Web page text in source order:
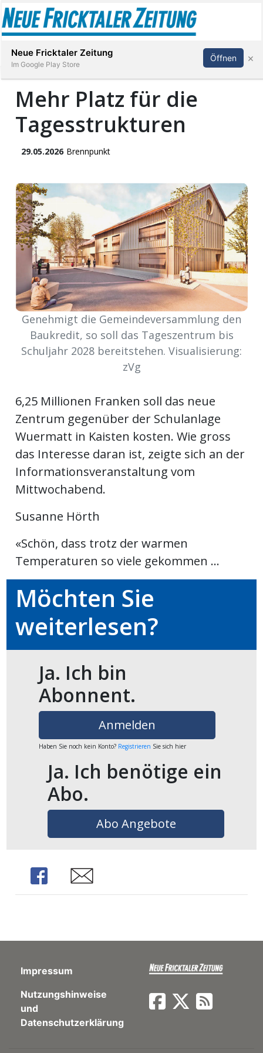
Stellen
E-
Paper
Abonnieren Anmelden
Mehr Platz für die
Tagesstrukturen
29.05.2026 Brennpunkt
Genehmigt die Gemeindeversammlung den
Baukredit, so soll das Tageszentrum bis
Schuljahr 2028 bereitstehen. Visualisierung:
zVg
6,25 Millionen Franken soll das neue
Zentrum gegenüber der Schulanlage
Wuermatt in Kaisten kosten. Wie gross
das Interesse daran ist, zeigte sich an der
Informationsveranstaltung vom
Mittwochabend.
Susanne Hörth
«Schön, dass trotz der warmen
Temperaturen so viele gekommen ...
Möchten Sie
weiterlesen?
Ja. Ich bin
Abonnent.
Anmelden
Haben Sie noch kein Konto? Registrieren Sie sich hier
Ja. Ich benötige ein
Abo.
Abo Angebote
Share Share
Impressum
Nutzungshinweise
und
Datenschutzerklärung
Neue Fricktaler Zeitung
Im Google Play Store
Öffnen ×